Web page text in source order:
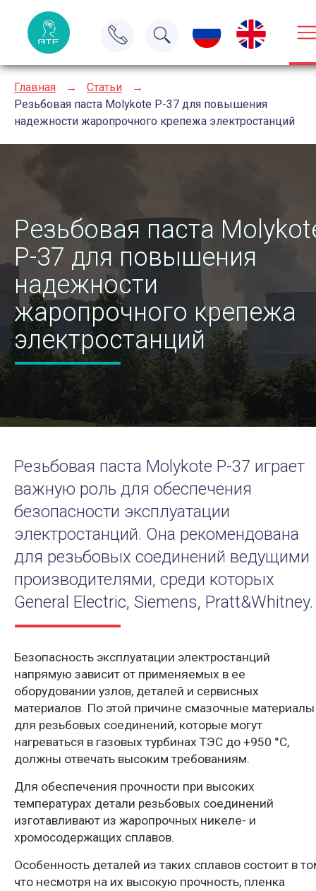
Главная → Статьи
→
Резьбовая паста Molykote P-37 для повышения
надежности жаропрочного крепежа электростанций
Резьбовая паста
P-37 для повышения
надежности
жаропрочного крепежа
электростанций
Резьбовая паста Molykote P-37 играет
важную роль для обеспечения
безопасности эксплуатации
электростанций. Она рекомендована
для резьбовых соединений ведущими
производителями, среди которых
General Electric, Siemens, Pratt&Whitney.
Безопасность эксплуатации электростанций
напрямую зависит от применяемых в ее
оборудовании узлов, деталей и сервисных
материалов. По этой причине смазочные материалы
для резьбовых соединений, которые могут
нагреваться в газовых турбинах ТЭС до +950 °С,
должны отвечать высоким требованиям.
Для обеспечения прочности при высоких
температурах детали резьбовых соединений
изготавливают из жаропрочных никеле- и
хромосодержащих сплавов.
Особенность деталей из таких сплавов состоит в
что несмотря на их высокую прочность, пленка